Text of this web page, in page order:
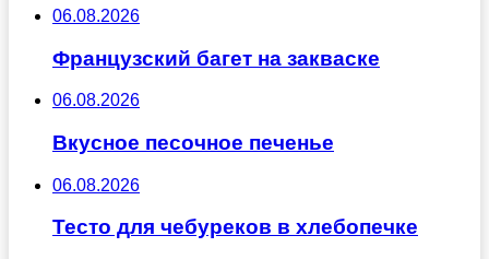
06.08.2026
Французский багет на закваске
06.08.2026
Вкусное песочное печенье
06.08.2026
Тесто для чебуреков в хлебопечке